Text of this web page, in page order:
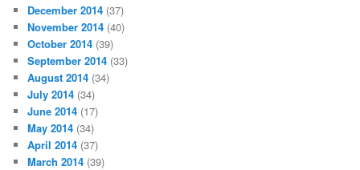
December 2014 (37)
November 2014 (40)
October 2014 (39)
September 2014 (33)
August 2014 (34)
July 2014 (34)
June 2014 (17)
May 2014 (34)
April 2014 (37)
March 2014 (39)